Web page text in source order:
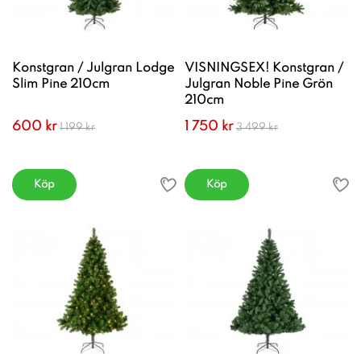
Konstgran / Julgran Lodge
Slim Pine 210cm
600 kr 1 199 kr
Köp
VISNINGSEX! Konstgran /
Julgran Noble Pine Grön
210cm
1 750 kr 3 499 kr
Köp